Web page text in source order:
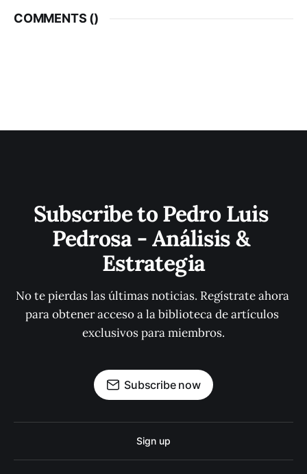
COMMENTS ()
Subscribe to Pedro Luis
Pedrosa - Análisis &
Estrategia
No te pierdas las últimas noticias. Regístrate ahora
para obtener acceso a la biblioteca de artículos
exclusivos para miembros.
Subscribe now
Sign up